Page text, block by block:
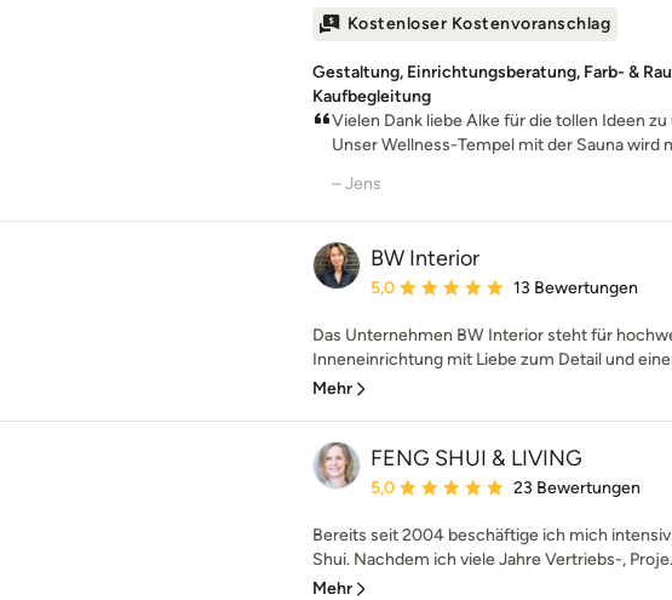
Kostenloser Kostenvoranschlag
Gestaltung, Einrichtungsberatung, Farb- &
Kaufbegleitung
Vielen Dank liebe Alke für die tollen Ideen
Unser Wellness-Tempel mit der Sauna wird
– Jens
BW Interior
Durchschnittliche Bewertung: 5 von 5
5,0 13 Bewertungen
Das Unternehmen BW Interior steht für
Inneneinrichtung mit Liebe zum Detail und
Mehr
FENG SHUI & LIVING
Durchschnittliche Bewertung: 5 von 5
5,0 23 Bewertungen
Bereits seit 2004 beschäftige ich mich
Shui. Nachdem ich viele Jahre Vertriebs-,
Mehr